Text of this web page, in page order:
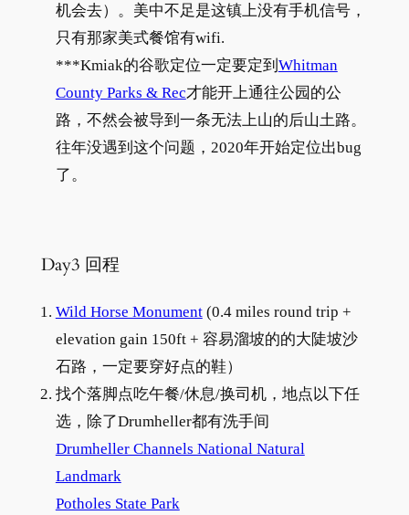
机会去）。美中不足是这镇上没有手机信号，
只有那家美式餐馆有wifi.
***Kmiak的谷歌定位一定要定到 Whitman
County Parks & Rec才能开上通往公园的公
路，不然会被导到一条无法上山的后山土路。
往年没遇到这个问题，2020年开始定位出bug
了。
Day3 回程
Wild Horse Monument(0.4 miles round trip +
elevation gain 150ft + 容易溜坡的的大陡坡沙
石路，一定要穿好点的鞋）
找个落脚点吃午餐/休息/换司机，地点以下任
选，除了Drumheller都有洗手间
Drumheller Channels National Natural
Landmark
Potholes State Park